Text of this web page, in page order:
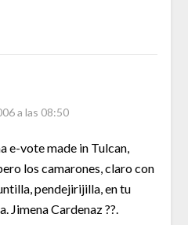
a las 08:50
e-vote made in Tulcan,
los camarones, claro con
pendejirijilla, en tu
Jimena Cardenaz ??.